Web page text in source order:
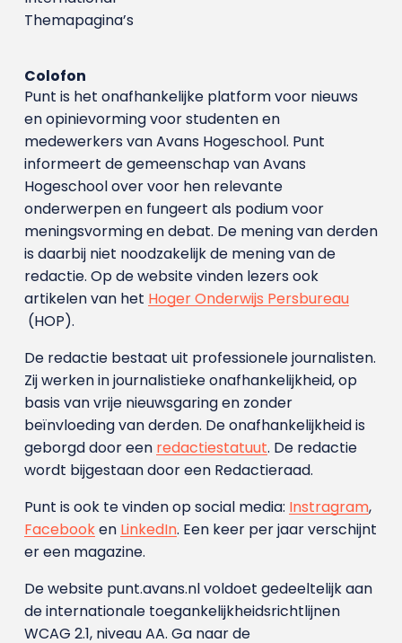
Themapagina’s
Colofon
Punt is het onafhankelijke platform voor nieuws
en opinievorming voor studenten en
medewerkers van Avans Hoge­school. Punt
informeert de gemeenschap van Avans
Hogeschool over voor hen relevante
onderwerpen en fungeert als podium voor
meningsvorming en debat. De mening van derden
is daarbij niet noodzakelijk de mening van de
redactie. Op de website vinden lezers ook
artikelen van het Hoger Onderwijs Persbureau
(HOP).
De redactie bestaat uit professionele journalisten.
Zij werken in journalistieke onafhankelijkheid, op
basis van vrije nieuwsgaring en zonder
beïnvloeding van derden. De onafhankelijkheid is
geborgd door een redactiestatuut. De redactie
wordt bijgestaan door een Redactieraad.
Punt is ook te vinden op social media: Instragram,
Facebooken LinkedIn. Een keer per jaar verschijnt
er een magazine.
De website punt.avans.nl voldoet gedeeltelijk aan
de internationale toegankelijkheidsrichtlijnen
WCAG 2.1, niveau AA. Ga naar de